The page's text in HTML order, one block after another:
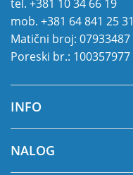
tel. +381 10 34 66 19
mob. +381 64 841 25 31
Matični broj: 07933487
Poreski br.: 100357977
INFO
NALOG